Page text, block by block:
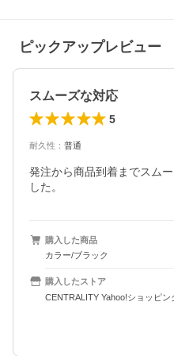
ピックアップレビュー
スムーズな対応
5
耐久性 ： 普通
発注から商品到着までスム
した。
購入した商品
カラー/ブラック
購入したストア
CENTRALITY Yahoo!ショッピン